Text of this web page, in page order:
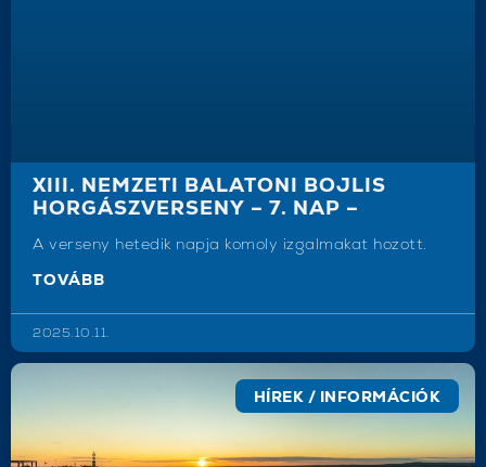
XIII. NEMZETI BALATONI BOJLIS
HORGÁSZVERSENY – 7. NAP –
A verseny hetedik napja komoly izgalmakat hozott.
TOVÁBB
2025.10.11.
HÍREK / INFORMÁCIÓK